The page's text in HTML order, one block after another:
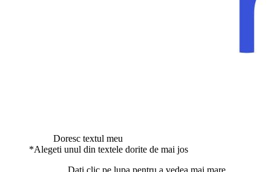
Doresc textul meu
*Alegeti unul din textele dorite de mai jos
Dati clic pe lupa pentru a vedea mai mare.